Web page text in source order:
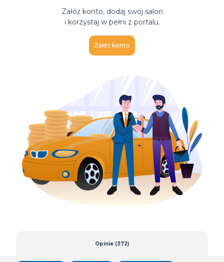
Załóż konto, dodaj swój salon
i korzystaj w pełni z portalu.
Załóż konto
Opinie (372)